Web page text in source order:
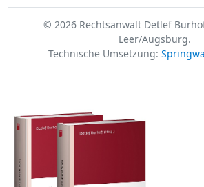
© 2026 Rechtsanwalt Detlef
Leer/Augsburg.
Technische Umsetzung: